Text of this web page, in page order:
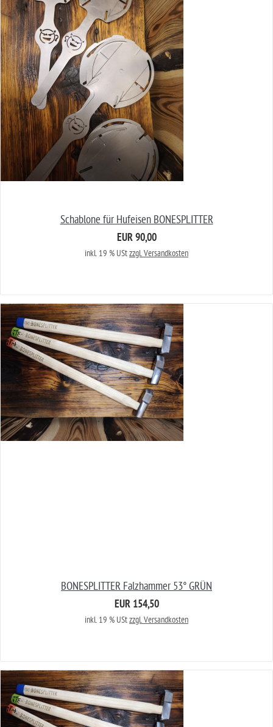
Schablone für Hufeisen BONESPLITTER
EUR 90,00
inkl. 19 % UStzzgl. Versandkosten
BONESPLITTER Falzhammer 53° GRÜN
EUR 154,50
inkl. 19 % UStzzgl. Versandkosten